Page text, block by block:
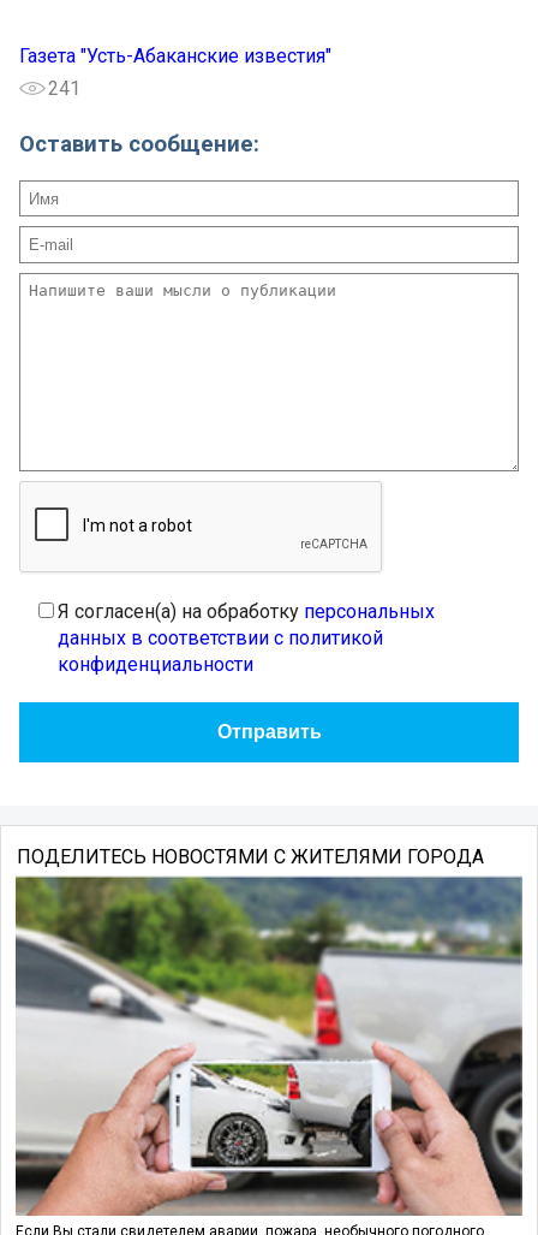
Газета "Усть-Абаканские известия"
241
Оставить сообщение:
Я согласен(а) на обработку персональных
данных в соответствии с политикой
конфиденциальности
ПОДЕЛИТЕСЬ НОВОСТЯМИ С ЖИТЕЛЯМИ ГОРОДА
Если Вы стали свидетелем аварии, пожара, необычного погодного